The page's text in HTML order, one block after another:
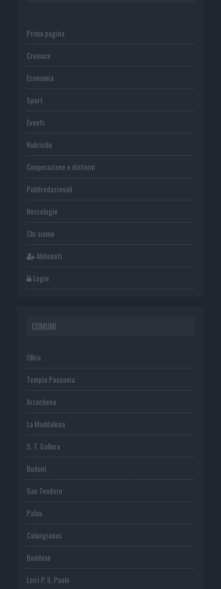
Prima pagina
Cronaca
Economia
Sport
Eventi
Rubriche
Cooperazione e dintorni
Publiredazionali
Necrologie
Chi siamo
Abbonati
Login
COMUNI
Olbia
Tempio Pausania
Arzachena
La Maddalena
S. T. Gallura
Budoni
San Teodoro
Palau
Calangianus
Buddusò
Loiri P. S. Paolo